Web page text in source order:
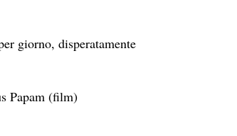
giorno, disperatamente
Papam (film)